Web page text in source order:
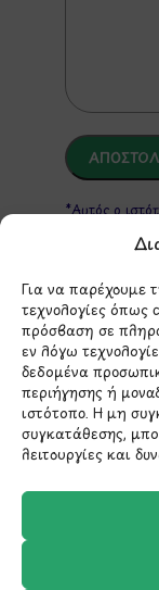
Για να παρέχουμε
τεχνολογίες όπως
πρόσβαση σε
εν λόγω
δεδομένα
περιήγησης ή
ιστότοπο. Η μη
συγκατάθεσης,
λειτουργίες και
*Αυτός ο
Όροι
Holargos